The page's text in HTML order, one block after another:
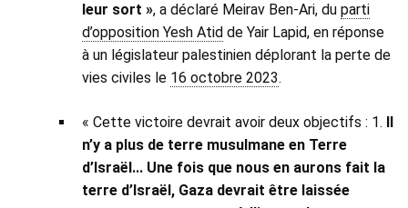
leur sort », a déclaré Meirav Ben-Ari, du parti
d’opposition Yesh Atid de Yair Lapid, en réponse
à un législateur palestinien déplorant la perte de
vies civiles le 16 octobre 2023.
« Cette victoire devrait avoir deux objectifs : 1.
n’y a plus de terre musulmane en Terre
d’Israël... Une fois que nous en aurons fait la
terre d’Israël, Gaza devrait être laissée